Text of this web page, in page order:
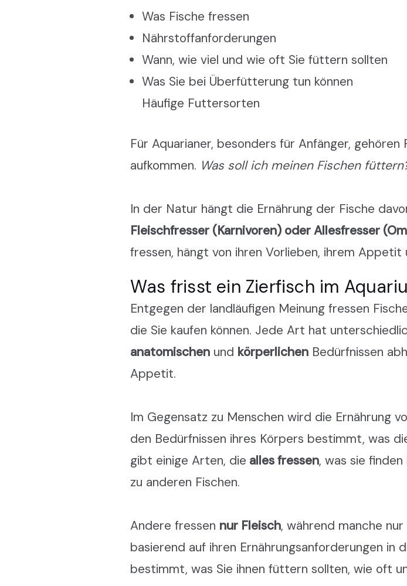
Was Fische fressen
Nährstoffanforderungen
Wann, wie viel und wie oft Sie füttern sollten
Was Sie bei Überfütterung tun können
Häufige Futtersorten
Für Aquarianer, besonders für Anfänger,
aufkommen. Was soll ich meinen Fischen
In der Natur hängt die Ernährung der Fische
Fleischfresser (Karnivoren) oder Allesfresser
fressen, hängt von ihren Vorlieben, ihrem
Was frisst ein Zierfisch im
Entgegen der landläufigen Meinung fressen
die Sie kaufen können. Jede Art hat
anatomischen und körperlichen Bedürfnissen
Appetit.
Im Gegensatz zu Menschen wird die Ernährung
den Bedürfnissen ihres Körpers bestimmt, was
gibt einige Arten, die alles fressen, was sie
zu anderen Fischen.
Andere fressen nur Fleisch, während manche
basierend auf ihren Ernährungsanforderungen in
bestimmt, was Sie ihnen füttern sollten, wie oft